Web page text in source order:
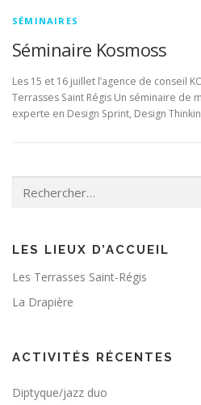
SÉMINAIRES
Séminaire Kosmoss
Les 15 et 16 juillet l’agence de conseil
Terrasses Saint Régis Un séminaire de
experte en Design Sprint, Design
LES LIEUX D’ACCUEIL
Les Terrasses Saint-Régis
La Drapière
ACTIVITÉS RÉCENTES
Diptyque/jazz duo